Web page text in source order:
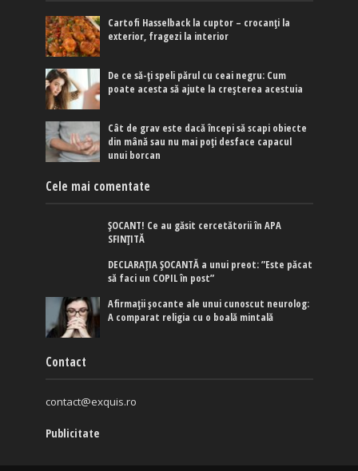
Cartofi Hasselback la cuptor – crocanți la
exterior, fragezi la interior
De ce să-ți speli părul cu ceai negru: Cum
poate acesta să ajute la creșterea acestuia
Cât de grav este dacă începi să scapi obiecte
din mână sau nu mai poți desface capacul
unui borcan
Cele mai comentate
ȘOCANT! Ce au găsit cercetătorii în APA
SFINȚITĂ
DECLARAȚIA ȘOCANTĂ a unui preot: ”Este păcat
să faci un COPIL în post”
Afirmaţii şocante ale unui cunoscut neurolog:
A comparat religia cu o boală mintală
Contact
contact@exquis.ro
Publicitate